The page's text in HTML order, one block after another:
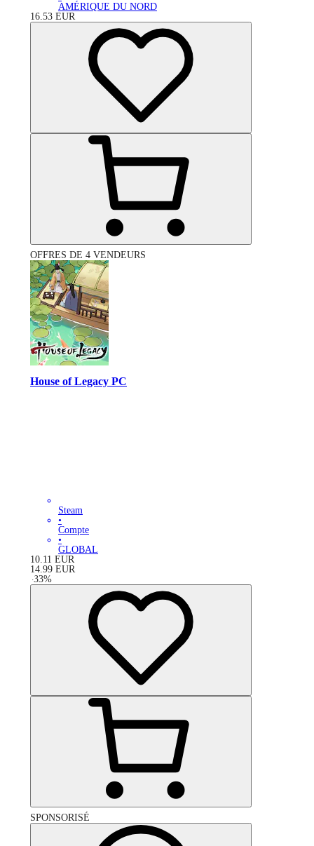
AMÉRIQUE DU NORD
16.53 EUR
OFFRES DE 4 VENDEURS
House of Legacy PC
Steam
•
Compte
•
GLOBAL
10.11 EUR
14.99 EUR
-33%
SPONSORISÉ